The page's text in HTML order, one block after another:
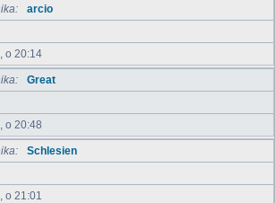
arcio
o 20:14
Great
o 20:48
Schlesien
o 21:01